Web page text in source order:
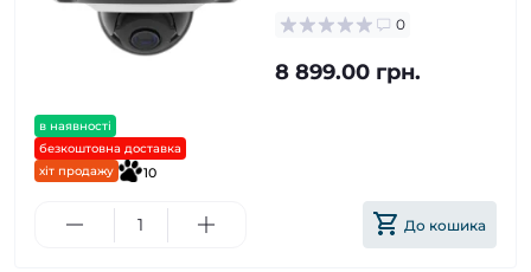
в наявності
безкоштовна доставка
хіт продажу
10
0
8 899.00 грн.
До кошика